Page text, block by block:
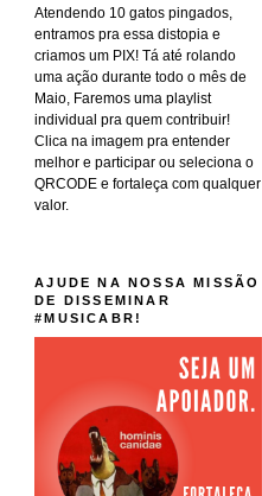
Atendendo 10 gatos pingados,
entramos pra essa distopia e
criamos um PIX! Tá até rolando
uma ação durante todo o mês de
Maio, Faremos uma playlist
individual pra quem contribuir!
Clica na imagem pra entender
melhor e participar ou seleciona o
QRCODE e fortaleça com qualquer
valor.
AJUDE NA NOSSA MISSÃO
DE DISSEMINAR
#MUSICABR!